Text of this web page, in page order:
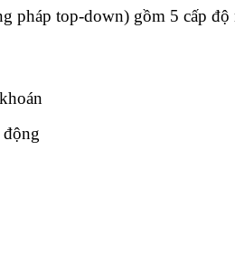
pháp top-down) gồm 5 cấp độ
động